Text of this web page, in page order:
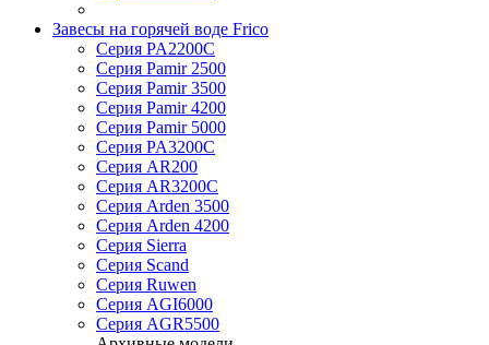
Завесы на горячей воде Frico
Серия PA2200C
Серия Pamir 2500
Серия Pamir 3500
Серия Pamir 4200
Серия Pamir 5000
Серия PA3200C
Серия AR200
Серия AR3200C
Серия Arden 3500
Серия Arden 4200
Серия Sierra
Серия Scand
Серия Ruwen
Серия AGI6000
Серия AGR5500